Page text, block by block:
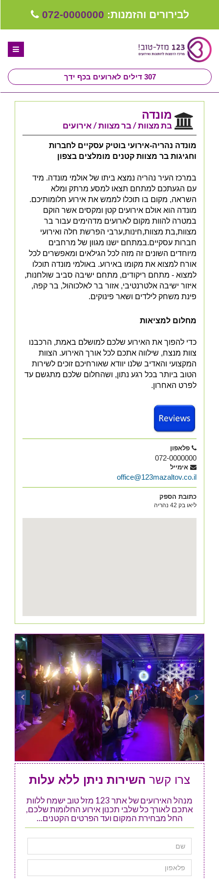
לבירורים והזמנות: 072-0000000
307 דילים לארועים בכף ידך
ספקים לחתונה מומלצים
קבלו ייעוץ בחינם
טיפים לארגון ותכנון חתונה
קבוצת וואטסאפ-ספקים עונים LIVE
שירות אישי בקליק
מונדה
בת מצוות / בר מצוות / אירועים
מונדה נהריה-אירועי בוטיק עסקיים לחברות
וחגיגות בר מצוות קטנים מומלצים בצפון
במרכז העיר נהריה נמצא ביתו של אולמי מונדה. מיד
עם הגעתכם למתחם תצאו למסע מרתק ומלא
השראה, מקום בו תוכלו לממש את אירוע חלומותיכם.
מונדה הוא אולם אירועים קטן ומקסים אשר הוקם
במטרה להוות מקום לארועים מדהימים עבור בר
מצוות,בת מצוות,חינות,ערבי הפרשת חלה ואירועי
חברות עסקיים.במתחם ישנו מגוון של מרחבים
מיוחדים השונים זה מזה לכל הגילאים ומאפשרים לכל
אורח למצוא את מקומו באירוע. באולמי מונדה תוכלו
למצוא - מתחם ריקודים, מתחם ישיבה סביב שולחנות,
איזור ישיבה אלטרנטיבי, אזור בר לאלכוהול, בר קפה,
פינת משחק לילדים ושאר פינוקים.
מחלום למציאות
כדי להפוך את האירוע שלכם למושלם באמת, הרכבנו
צוות מנצח, שילווה אתכם לכל אורך האירוע. הצוות
המקצועי והאדיב שלנו יוודא שאורחיכם זוכים לשירות
הטוב ביותר בכל רגע נתון, ושהחלום שלכם מתגשם עד
לפרט האחרון.
פלאפון
072-0000000
אימייל
office@123mazaltov.co.il
כתובת הספק
ליאו בק 42 נהריה
צרו קשר השירות ניתן ללא עלות
מנהל האירועים של אתר 123 מזל טוב ישמח ללוות
אתכם לאורך כל שלבי תכנון אירוע החלומות שלכם,
החל מבחירת המקום ועד הפרטים הקטנים...